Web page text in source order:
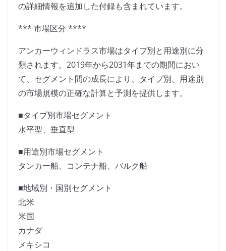
の詳細情報を追加した付録も含まれています。
*** 市場区分 ****
アンカーウィンドラス市場はタイプ別と用途別に分
類されます。2019年から2031年までの期間におい
て、セグメント間の成長により、タイプ別、用途別
の市場規模の正確な計算と予測を提供します。
■タイプ別市場セグメント
水平型、垂直型
■用途別市場セグメント
タンカー船、コンテナ船、バルク船
■地域別・国別セグメント
北米
米国
カナダ
メキシコ